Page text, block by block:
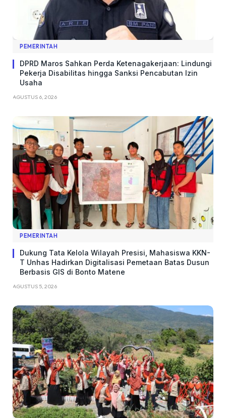
PEMERINTAH
DPRD Maros Sahkan Perda Ketenagakerjaan: Lindungi
Pekerja Disabilitas hingga Sanksi Pencabutan Izin
Usaha
AGUSTUS 6, 2026
PEMERINTAH
Dukung Tata Kelola Wilayah Presisi, Mahasiswa KKN-
T Unhas Hadirkan Digitalisasi Pemetaan Batas Dusun
Berbasis GIS di Bonto Matene
AGUSTUS 5, 2026